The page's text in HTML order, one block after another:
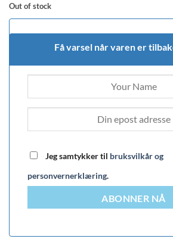
Out of stock
Få varsel når varen er
Jeg samtykker til bruksvilkår og
personvernerklæring.
ABONNER NÅ